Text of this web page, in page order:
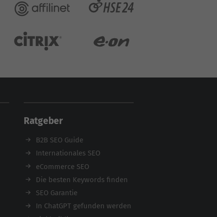
Ratgeber
B2B SEO Guide
Internationales SEO
eCommerce SEO
Die besten Keywords finden
SEO Garantie
In ChatGPT gefunden werden